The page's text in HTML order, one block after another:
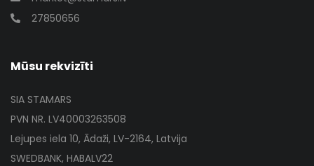
27850656
Mūsu rekvizīti
SIA STAMARS
PVN NR. LV40003263508
Lejupes iela 10, Ādaži, LV-2164, Latvija
SWEDBANK, HABALV22